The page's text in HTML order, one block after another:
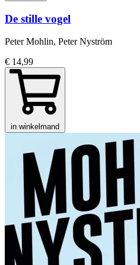
De stille vogel
Peter Mohlin, Peter Nyström
€ 14,99
in winkelmand